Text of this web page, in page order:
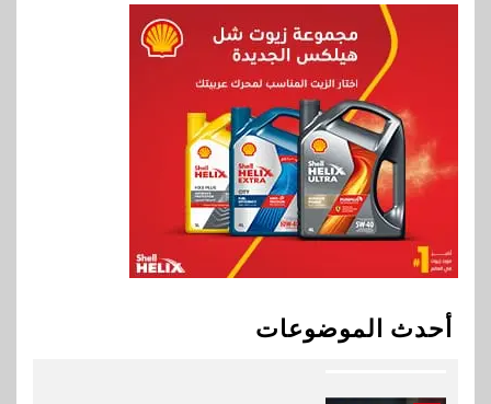
أحدث الموضوعات
بنك الإسكندرية يطلق الحساب
الجاري “ابدأ” اليومي
اخبار سيارات
شبكة لشحن المركبات الكهربائية
في مصر
10
بنوك
رئيسًا تنفيذيًا للمعاملات المصرفية